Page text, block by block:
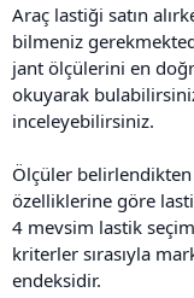
Araç lastiği satın
bilmeniz
jant ölçülerini en
okuyarak
inceleyebilirsiniz.
Ölçüler
özelliklerine göre
4 mevsim lastik
kriterler sırasıyla
endeksidir.